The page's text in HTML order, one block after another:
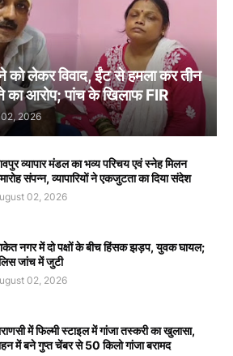
को लेकर विवाद, ईंट से हमला कर तीन
का आरोप; पांच के खिलाफ FIR
2026
व्यापार मंडल का भव्य परिचय एवं स्नेह मिलन
संपन्न, व्यापारियों ने एकजुटता का दिया संदेश
02, 2026
नगर में दो पक्षों के बीच हिंसक झड़प, युवक घायल;
जांच में जुटी
02, 2026
में फिल्मी स्टाइल में गांजा तस्करी का खुलासा,
में बने गुप्त चेंबर से 50 किलो गांजा बरामद